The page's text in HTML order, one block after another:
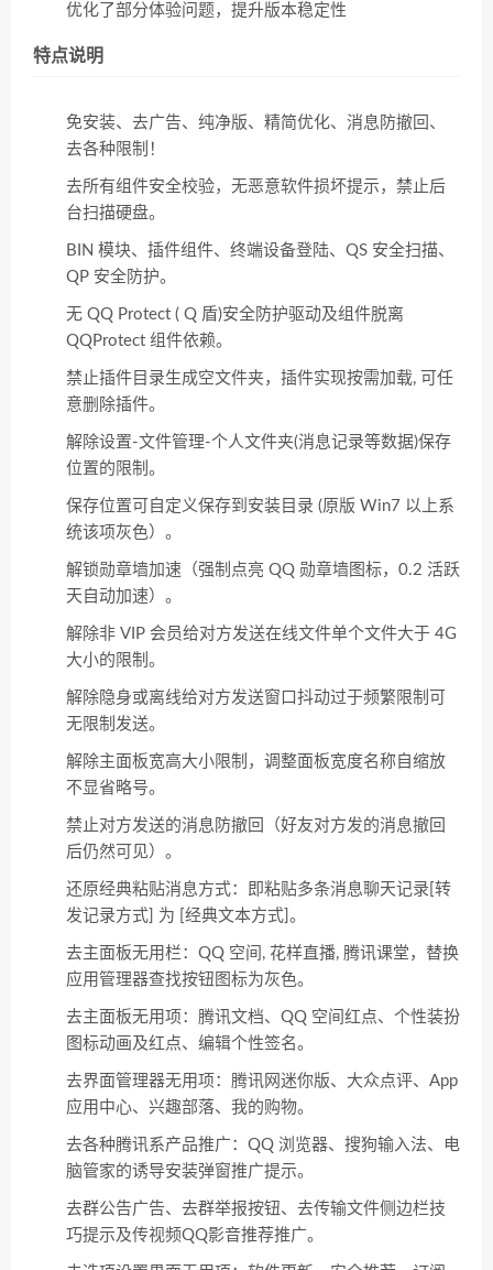
优化了部分体验问题，提升版本稳定性
特点说明
免安装、去广告、纯净版、精简优化、消息防撤回、
去各种限制！
去所有组件安全校验，无恶意软件损坏提示，禁止后
台扫描硬盘。
BIN 模块、插件组件、终端设备登陆、QS 安全扫描、
QP 安全防护。
无 QQ Protect ( Q 盾)安全防护驱动及组件脱离
QQProtect 组件依赖。
禁止插件目录生成空文件夹，插件实现按需加载, 可任
意删除插件。
解除设置-文件管理-个人文件夹(消息记录等数据)保存
位置的限制。
保存位置可自定义保存到安装目录 (原版 Win7 以上系
统该项灰色）。
解锁勋章墙加速（强制点亮 QQ 勋章墙图标，0.2 活跃
天自动加速）。
解除非 VIP 会员给对方发送在线文件单个文件大于 4G
大小的限制。
解除隐身或离线给对方发送窗口抖动过于频繁限制可
无限制发送。
解除主面板宽高大小限制，调整面板宽度名称自缩放
不显省略号。
禁止对方发送的消息防撤回（好友对方发的消息撤回
后仍然可见）。
还原经典粘贴消息方式：即粘贴多条消息聊天记录[转
发记录方式] 为 [经典文本方式]。
去主面板无用栏：QQ 空间, 花样直播, 腾讯课堂，替换
应用管理器查找按钮图标为灰色。
去主面板无用项：腾讯文档、QQ 空间红点、个性装扮
图标动画及红点、编辑个性签名。
去界面管理器无用项：腾讯网迷你版、大众点评、App
应用中心、兴趣部落、我的购物。
去各种腾讯系产品推广：QQ 浏览器、搜狗输入法、电
脑管家的诱导安装弹窗推广提示。
去群公告广告、去群举报按钮、去传输文件侧边栏技
巧提示及传视频QQ影音推荐推广。